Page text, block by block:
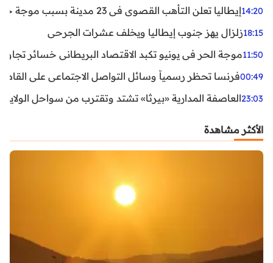
14:20إيطاليا تعلن التأهب القصوى في 23 مدينة بسبب موجة حر شديدة
18:15زلزال يهز جنوب إيطاليا ويخلف عشرات الجرحى
11:50موجة الحر في يونيو تكبد الاقتصاد البريطاني خسائر تجاوزت 1.5 مليار
00:49فرنسا تحظر رسمياً وسائل التواصل الاجتماعي على القاصرين
23:03العاصفة المدارية «بيرثا» تشتد وتقترب من سواحل
الأكثر مشاهدة